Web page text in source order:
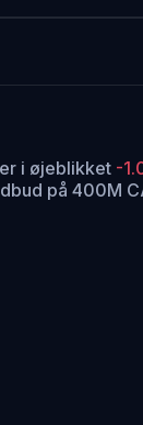
i øjeblikket -
på 400M